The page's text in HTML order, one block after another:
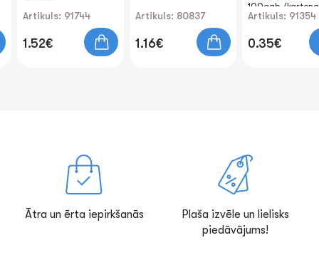
Artikuls: 91744
1.52€
Artikuls: 80837
1.16€
100gab./
Artikuls: 91354
0.35€
Ātra un ērta iepirkšanās
Plaša izvēle un lielisks
piedāvājums!